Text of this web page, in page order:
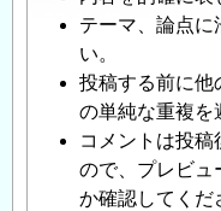
テーマ、論点に
い。
投稿する前に他
の単純な重複を
コメントは投
ので、プレビュ
か確認してくだ